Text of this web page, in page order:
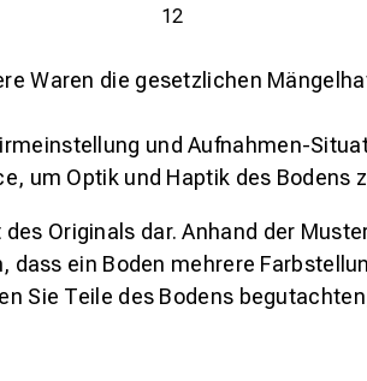
12
Waren die gesetzlichen
und Aufnahmen-
um Optik und Haptik des Bodens
Originals dar. Anhand der
dass ein Boden mehrere
Sie Teile des Bodens